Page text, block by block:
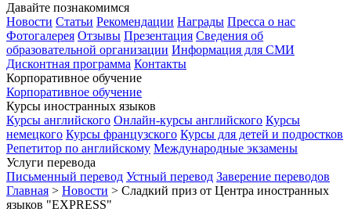
Давайте познакомимся
Новости Статьи Рекомендации Награды Пресса о нас
Фотогалерея Отзывы Презентация Сведения об
образовательной организации Информация для СМИ
Дисконтная программа Контакты
Корпоративное обучение
Корпоративное обучение
Курсы иностранных языков
Курсы английского Онлайн-курсы английского Курсы
немецкого Курсы французского Курсы для детей и подростков
Репетитор по английскому Международные экзамены
Услуги перевода
Письменный перевод Устный перевод Заверение переводов
Главная > Новости > Сладкий приз от Центра иностранных
языков "EXPRESS"